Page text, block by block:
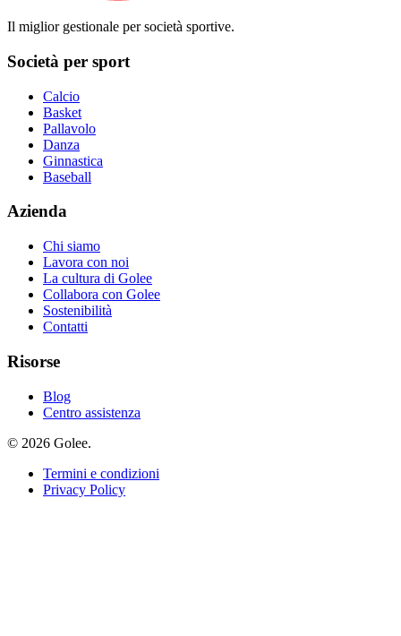
Il miglior gestionale per società sportive.
Società per sport
Calcio
Basket
Pallavolo
Danza
Ginnastica
Baseball
Azienda
Chi siamo
Lavora con noi
La cultura di Golee
Collabora con Golee
Sostenibilità
Contatti
Risorse
Blog
Centro assistenza
© 2026 Golee.
Termini e condizioni
Privacy Policy